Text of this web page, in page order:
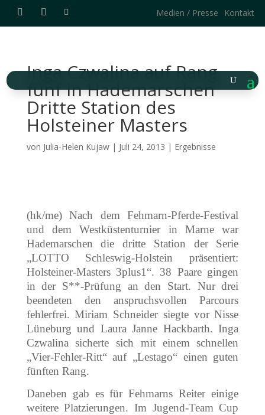
Medien / Presse Kontakt
Inga Czwalina auf Rang
fünf in Hademarschen
Dritte Station des
Holsteiner Masters
von Julia-Helen Kujaw| Juli 24, 2013 | Ergebnisse
(hk/me) Nach dem Fehmarn-Pferde-Festival
und dem Westküstenturnier in Marne war
Hademarschen die dritte Station der Serie
„LOTTO Schleswig-Holstein präsentiert:
Holsteiner-Masters 3plus1“. 38 Paare gingen
in der S**-Prüfung an den Start. Nur drei
beendeten den anspruchsvollen Parcours
fehlerfrei. Miriam Schneider siegte vorNisse
Lüneburg und Laura Janne Hackbarth. Inga
Czwalina sicherte sich mit einem schnellen
„Vier-Fehler-Ritt“ auf „Lestago“ einen guten
fünften Rang.
Daneben gab es für Fehmarns Reiter einige
weitere Platzierungen. Im Jugend-Team Cup